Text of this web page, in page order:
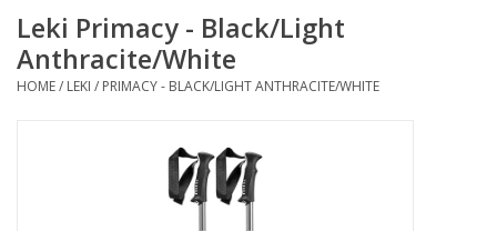
Bootfitting
Onderhoud
Leki Primacy - Black/Light
Anthracite/White
HOME/ LEKI / PRIMACY - BLACK/LIGHT ANTHRACITE/WHITE